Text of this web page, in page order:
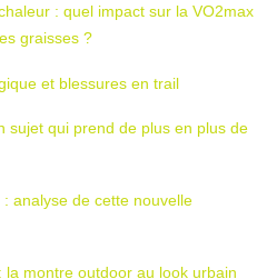
: quel impact sur la VO2max
graisses ?
et blessures en trail
sujet qui prend de plus en plus de
analyse de cette nouvelle
la montre outdoor au look urbain